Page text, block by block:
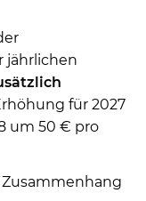
jährlichen
für 2027
um 50 € pro